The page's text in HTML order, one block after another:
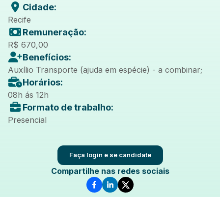
Cidade:
Recife
Remuneração:
R$ 670,00
Benefícios:
Auxílio Transporte (ajuda em espécie) - a combinar;
Horários:
08h ás 12h
Formato de trabalho:
Presencial
Faça login e se candidate
Compartilhe nas redes sociais